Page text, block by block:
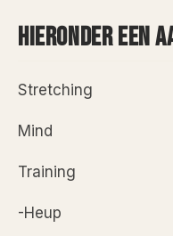
HIERONDER EEN
Stretching
Mind
Training
-Heup